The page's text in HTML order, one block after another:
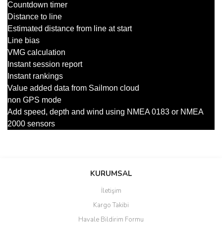
Countdown timer
Distance to line
Estimated distance from line at start
Line bias
VMG calculation
Instant session report
Instant rankings
Value added data from Sailmon cloud
non GPS mode
Add speed, depth and wind using NMEA 0183 or NMEA
2000 sensors
Bu ürüne ilk yorumu siz yapın!
Ürün resmi kalitesiz, bozuk veya görüntülenemiyor.
Ürün açıklamasında eksik bilgiler bulunuyor.
KURUMSAL
İletişim
Kargo Takibi
Havale Bildirim Formu